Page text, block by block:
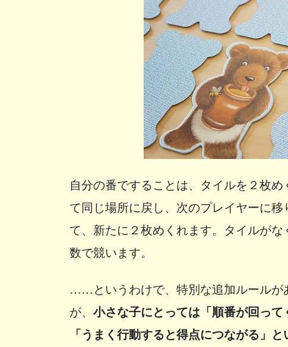
自分の番ですることは、タイルを２枚
て同じ場所に戻し、次のプレイヤーに
て、新たに２枚めくれます。タイルが
数で競います。
……というわけで、特別な追加ルールが
が、 小さな子にとっては「順番が回って
「うまく行動すると得点につながる」